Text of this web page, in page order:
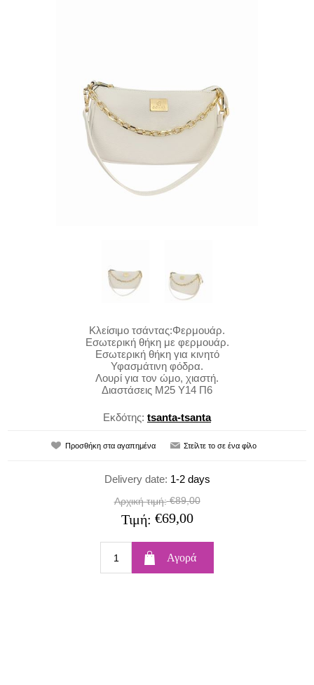
Κλείσιμο τσάντας:Φερμουάρ.
Εσωτερική θήκη με φερμουάρ.
Εσωτερική θήκη για κινητό
Υφασμάτινη φόδρα.
Λουρί για τον ώμο, χιαστή.
Διαστάσεις Μ25 Υ14 Π6
Εκδότης: tsanta-tsanta
Delivery date: 1-2 days
Αρχική τιμή: €89,00
Τιμή: €69,00